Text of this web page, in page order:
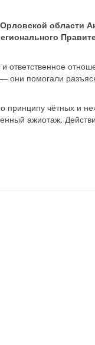
области
ответственное
они помогали
чётных и
ажиотаж.